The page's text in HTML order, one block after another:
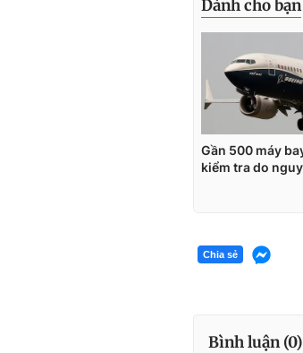
Chia sẻ
Bình luận (0)